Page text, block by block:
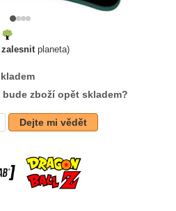
zalesnitplaneta)
zboží opět skladem?
Dejte mi vědět